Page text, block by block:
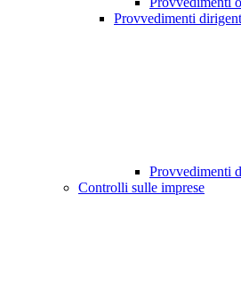
Provvedimenti
Provvedimenti
Controlli sulle imprese